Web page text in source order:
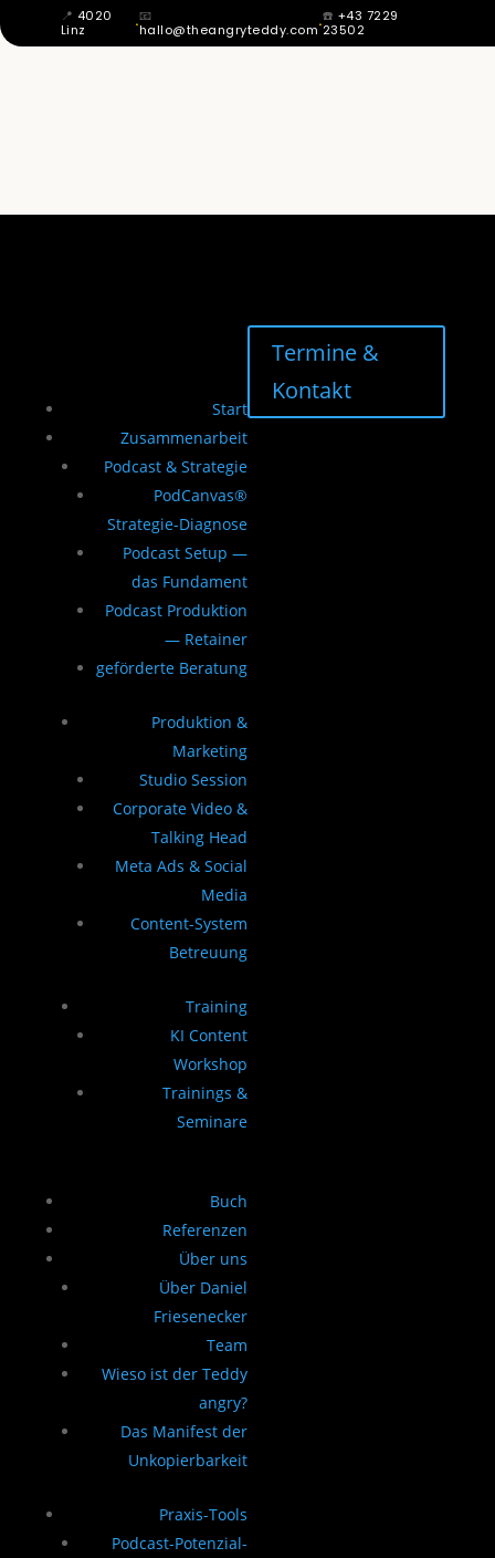
📍 4020
Linz
·📧
hallo@theangryteddy.com·☎️ +43 7229
23502
Start
Zusammenarbeit
Podcast & Strategie
PodCanvas®
Strategie-Diagnose
Podcast Setup —
das Fundament
Podcast Produktion
— Retainer
geförderte Beratung
Produktion &
Marketing
Studio Session
Corporate Video &
Talking Head
Meta Ads & Social
Media
Content-System
Betreuung
Training
KI Content
Workshop
Trainings &
Seminare
Buch
Referenzen
Über uns
Über Daniel
Friesenecker
Team
Wieso ist der Teddy
angry?
Das Manifest der
Unkopierbarkeit
Praxis-Tools
Podcast-Potenzial-
Termine &
Kontakt